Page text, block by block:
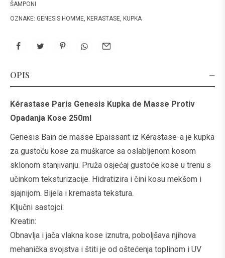
ŠAMPONI
OZNAKE: GENESIS HOMME, KERASTASE, KUPKA
OPIS
Kérastase Paris Genesis Kupka de Masse Protiv
Opadanja Kose 250ml
Genesis Bain de masse Epaissant iz Kérastase-a je kupka
za gustoću kose za muškarce sa oslabljenom kosom
sklonom stanjivanju. Pruža osjećaj gustoće kose u trenu s
učinkom teksturizacije. Hidratizira i čini kosu mekšom i
sjajnijom. Bijela i kremasta tekstura.
Ključni sastojci:
Kreatin:
Obnavlja i jača vlakna kose iznutra, poboljšava njihova
mehanička svojstva i štiti je od oštećenja toplinom i UV